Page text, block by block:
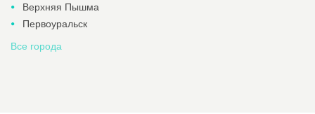
Верхняя Пышма
Первоуральск
Все города